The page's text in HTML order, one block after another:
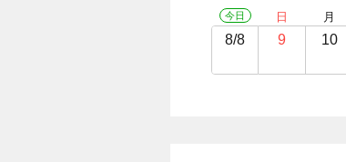
今日
8/8
日
9
月
10